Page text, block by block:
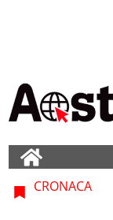
CRONACA